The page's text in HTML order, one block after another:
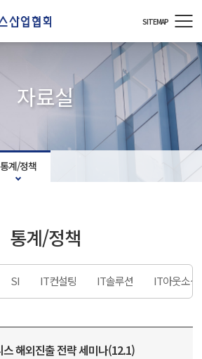
SITEMAP
자료실
통계/정책
통계/정책
SI IT컨설팅 IT솔루션 IT아웃소싱
해외진출 전략 세미나(12.1)